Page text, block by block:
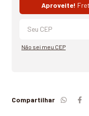
Aproveite!
Não sei meu CEP
Compartilhar